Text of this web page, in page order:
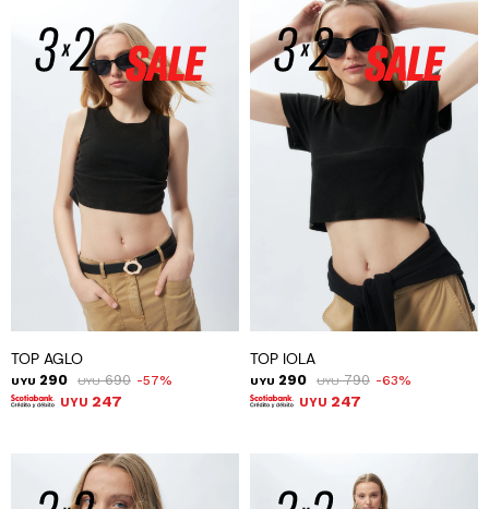
TOP AGLO
UYU 290 UYU 690 57
UYU 247
TOP IOLA
UYU 290 UYU 790 63
UYU 247